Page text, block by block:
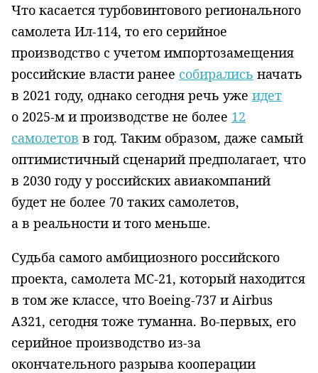
Что касается турбовинтового регионального
самолета Ил-114, то его серийное
производство с учетом импортозамещения
российские власти ранее собирались начать
в 2021 году, однако сегодня речь уже идет
о 2025-м и производстве не более 12
самолетов в год. Таким образом, даже самый
оптимистичный сценарий предполагает, что
в 2030 году у российских авиакомпаний
будет не более 70 таких самолетов,
а в реальности и того меньше.
Судьба самого амбициозного российского
проекта, самолета МС-21, который находится
в том же классе, что Boeing-737 и Airbus
A321, сегодня тоже туманна. Во-первых, его
серийное производство из-за
окончательного разрыва кооперации